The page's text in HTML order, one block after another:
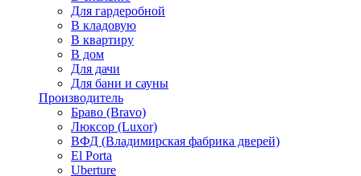
Для гардеробной
В кладовую
В квартиру
В дом
Для дачи
Для бани и сауны
Производитель
Браво (Bravo)
Люксор (Luxor)
ВФД (Владимирская фабрика дверей)
El Porta
Uberture